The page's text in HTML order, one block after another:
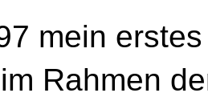
mein
Rahmen